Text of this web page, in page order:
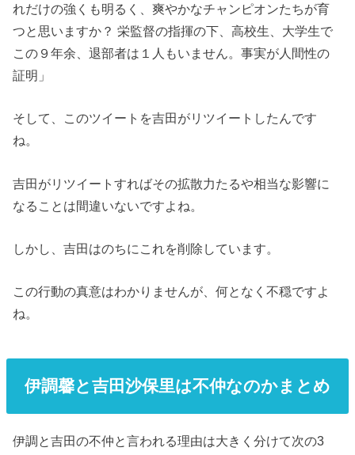
れだけの強くも明るく、爽やかなチャンピオンたちが育
つと思いますか？ 栄監督の指揮の下、高校生、大学生で
この９年余、退部者は１人もいません。事実が人間性の
証明」
そして、このツイートを吉田がリツイートしたんです
ね。
吉田がリツイートすればその拡散力たるや相当な影響に
なることは間違いないですよね。
しかし、吉田はのちにこれを削除しています。
この行動の真意はわかりませんが、何となく不穏ですよ
ね。
伊調馨と吉田沙保里は不仲なのかまとめ
伊調と吉田の不仲と言われる理由は大きく分けて次の3